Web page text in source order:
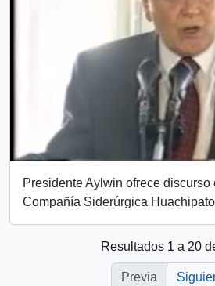
Presidente Aylwin ofrece discurso
Compañía Siderúrgica
Resultados 1 a 20
Previa